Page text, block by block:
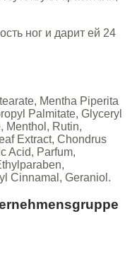
ног и дарит ей 24
Mentha Piperita
Palmitate, Glyceryl
Menthol, Rutin,
Extract, Chondrus
Acid, Parfum,
Cinnamal, Geraniol.